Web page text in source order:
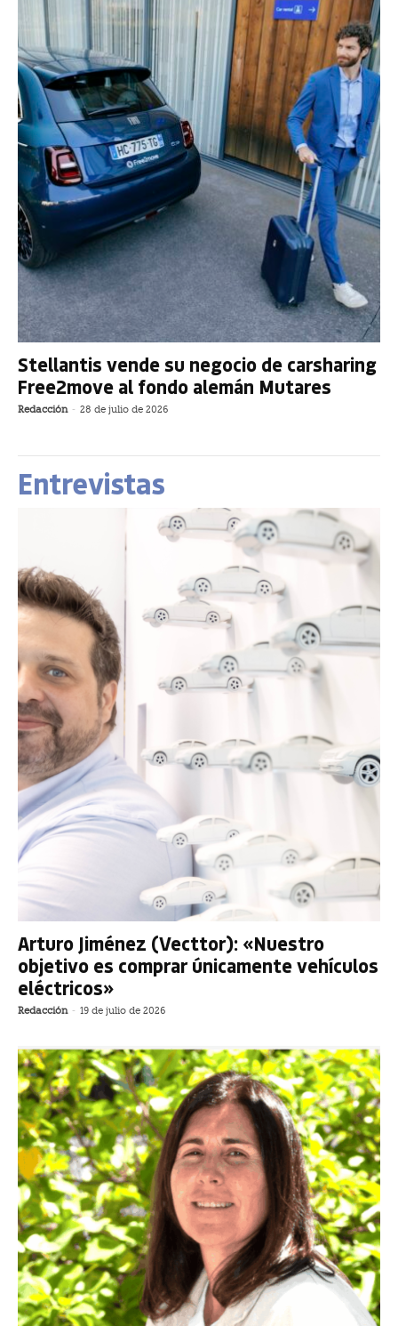
Stellantis vende su negocio de carsharing
Free2move al fondo alemán Mutares
Redacción - 28 de julio de 2026
Entrevistas
Arturo Jiménez (Vecttor): «Nuestro
objetivo es comprar únicamente vehículos
eléctricos»
Redacción - 19 de julio de 2026